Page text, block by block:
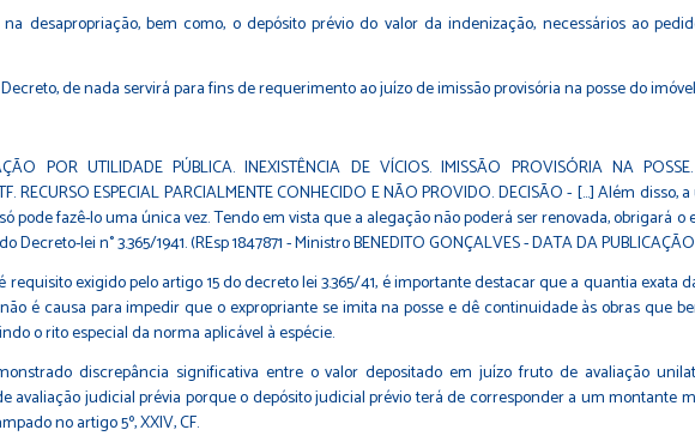
desapropriação, bem como, o depósito prévio do valor da indenização, necessários ao
de nada servirá para fins de requerimento ao juízo de imissão provisória na posse do
POR UTILIDADE PÚBLICA. INEXISTÊNCIA DE VÍCIOS. IMISSÃO PROVISÓRIA NA
RECURSO ESPECIAL PARCIALMENTE CONHECIDO E NÃO PROVIDO. DECISÃO - [...] Além
fazê-lo uma única vez. Tendo em vista que a alegação não poderá ser renovada, obrigará
lei n° 3.365/1941. (REsp 1847871 - Ministro BENEDITO GONÇALVES - DATA DA
exigido pelo artigo 15 do decreto lei 3.365/41, é importante destacar que a quantia exata
é causa para impedir que o expropriante se imita na posse e dê continuidade às obras que
o rito especial da norma aplicável à espécie.
discrepância significativa entre o valor depositado em juízo fruto de avaliação
avaliação judicial prévia porque o depósito judicial prévio terá de corresponder a um montante
no artigo 5º, XXIV, CF.